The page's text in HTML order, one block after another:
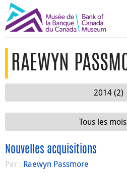
RAEWYN
2014 (2)
Tous les
Nouvelles acquisitions
Par : Raewyn Passmore